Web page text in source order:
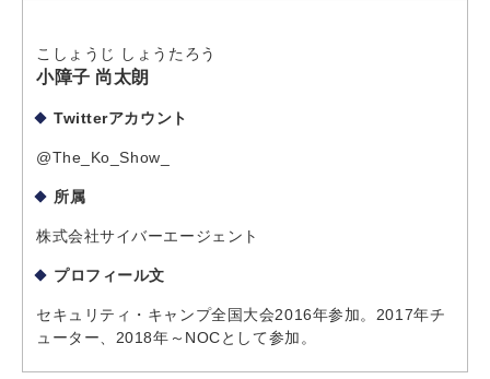
こしょうじ しょうたろう
小障子 尚太朗
Twitterアカウント
@The_Ko_Show_
所属
株式会社サイバーエージェント
プロフィール文
セキュリティ・キャンプ全国大会2016年参加。2017年チ
ューター、2018年～NOCとして参加。